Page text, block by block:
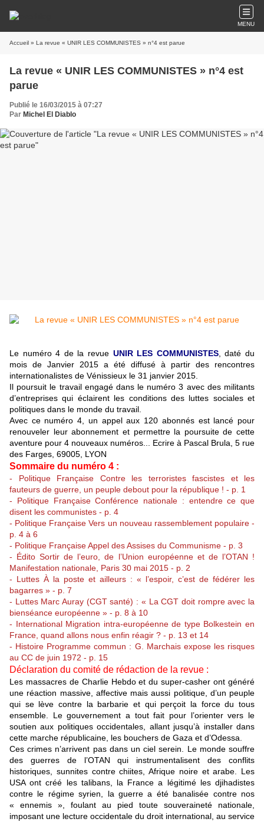
MENU
Accueil » La revue « UNIR LES COMMUNISTES » n°4 est parue
La revue « UNIR LES COMMUNISTES » n°4 est
parue
Publié le 16/03/2015 à 07:27
Par Michel El Diablo
Le numéro 4 de la revue UNIR LES COMMUNISTES, daté du
mois de Janvier 2015 a été diffusé à partir des rencontres
internationalistes de Vénissieux le 31 janvier 2015.
Il poursuit le travail engagé dans le numéro 3 avec des militants
d’entreprises qui éclairent les conditions des luttes sociales et
politiques dans le monde du travail.
Avec ce numéro 4, un appel aux 120 abonnés est lancé pour
renouveler leur abonnement et permettre la poursuite de cette
aventure pour 4 nouveaux numéros... Ecrire à Pascal Brula, 5 rue
des Farges, 69005, LYON
Sommaire du numéro 4 :
- Politique Française Contre les terroristes fascistes et les
fauteurs de guerre, un peuple debout pour la république ! - p. 1
- Politique Française Conférence nationale : entendre ce que
disent les communistes - p. 4
- Politique Française Vers un nouveau rassemblement populaire -
p. 4 à 6
- Politique Française Appel des Assises du Communisme - p. 3
- Édito Sortir de l’euro, de l’Union européenne et de l’OTAN !
Manifestation nationale, Paris 30 mai 2015 - p. 2
- Luttes À la poste et ailleurs : « l’espoir, c’est de fédérer les
bagarres » - p. 7
- Luttes Marc Auray (CGT santé) : « La CGT doit rompre avec la
bienséance européenne » - p. 8 à 10
- International Migration intra-européenne de type Bolkestein en
France, quand allons nous enfin réagir ? - p. 13 et 14
- Histoire Programme commun : G. Marchais expose les risques
au CC de juin 1972 - p. 15
Déclaration du comité de rédaction de la revue :
Les massacres de Charlie Hebdo et du super-casher ont généré
une réaction massive, affective mais aussi politique, d’un peuple
qui se lève contre la barbarie et qui perçoit la force du tous
ensemble. Le gouvernement a tout fait pour l’orienter vers le
soutien aux politiques occidentales, allant jusqu’à installer dans
cette marche républicaine, les bouchers de Gaza et d’Odessa.
Ces crimes n’arrivent pas dans un ciel serein. Le monde souffre
des guerres de l’OTAN qui instrumentalisent des conflits
historiques, sunnites contre chiites, Afrique noire et arabe. Les
USA ont créé les talibans, la France a légitimé les djihadistes
contre le régime syrien, la guerre a été banalisée contre nos
« ennemis », foulant au pied toute souveraineté nationale,
imposant une lecture occidentale du droit international, au service